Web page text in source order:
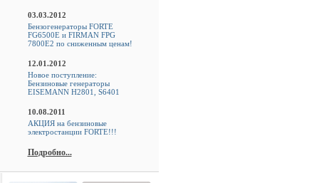
03.03.2012
Бензогенераторы FORTE
FG6500E и FIRMAN FPG
7800E2 по сниженным ценам!
12.01.2012
Новое поступление:
Бензиновые генераторы
EISEMANN H2801, S6401
10.08.2011
АКЦИЯ на бензиновые
электростанции FORTE!!!
Подробно...